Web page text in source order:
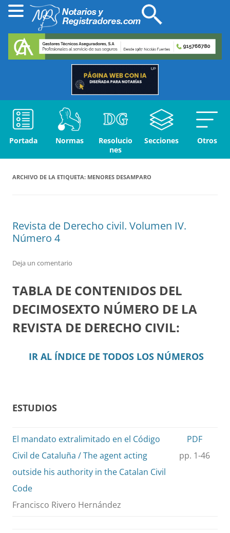
Portada Normas
Resolucio
nes
Secciones Otros
ARCHIVO DE LA ETIQUETA: MENORES DESAMPARO
Revista de Derecho civil. Volumen IV.
Número 4
Deja un comentario
TABLA DE CONTENIDOS DEL
DECIMOSEXTO NÚMERO DE LA
REVISTA DE DERECHO CIVIL:
IR AL ÍNDICE DE TODOS LOS NÚMEROS
ESTUDIOS
El mandato extralimitado en el Código
Civil de Cataluña / The agent acting
outside his authority in the Catalan Civil
Code
Francisco Rivero Hernández
PDF
pp. 1-46